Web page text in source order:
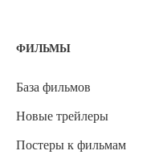
ФИЛЬМЫ
База фильмов
Новые трейлеры
Постеры к фильмам